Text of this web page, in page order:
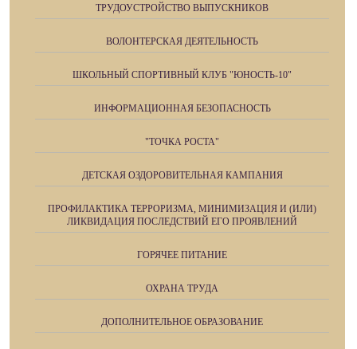
ТРУДОУСТРОЙСТВО ВЫПУСКНИКОВ
ВОЛОНТЕРСКАЯ ДЕЯТЕЛЬНОСТЬ
ШКОЛЬНЫЙ СПОРТИВНЫЙ КЛУБ "ЮНОСТЬ-10"
ИНФОРМАЦИОННАЯ БЕЗОПАСНОСТЬ
"ТОЧКА РОСТА"
ДЕТСКАЯ ОЗДОРОВИТЕЛЬНАЯ КАМПАНИЯ
ПРОФИЛАКТИКА ТЕРРОРИЗМА, МИНИМИЗАЦИЯ И (ИЛИ)
ЛИКВИДАЦИЯ ПОСЛЕДСТВИЙ ЕГО ПРОЯВЛЕНИЙ
ГОРЯЧЕЕ ПИТАНИЕ
ОХРАНА ТРУДА
ДОПОЛНИТЕЛЬНОЕ ОБРАЗОВАНИЕ